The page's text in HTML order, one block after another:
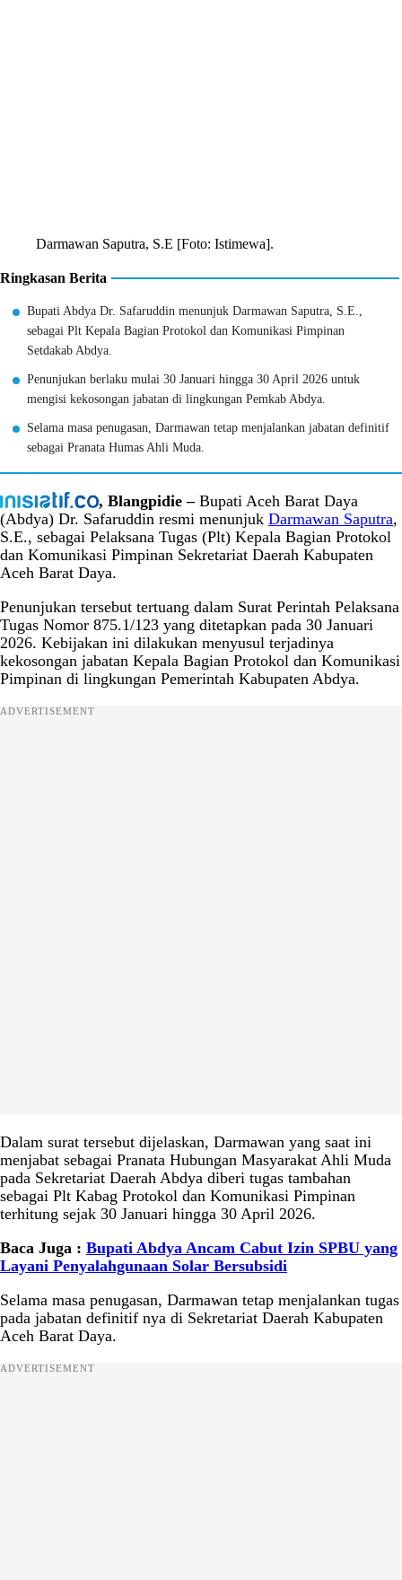
Darmawan Saputra, S.E [Foto: Istimewa].
Ringkasan Berita
Bupati Abdya Dr. Safaruddin menunjuk Darmawan Saputra, S.E.,
sebagai Plt Kepala Bagian Protokol dan Komunikasi Pimpinan
Setdakab Abdya.
Penunjukan berlaku mulai 30 Januari hingga 30 April 2026 untuk
mengisi kekosongan jabatan di lingkungan Pemkab Abdya.
Selama masa penugasan, Darmawan tetap menjalankan jabatan definitif
sebagai Pranata Humas Ahli Muda.
, Blangpidie –Bupati Aceh Barat Daya
(Abdya) Dr. Safaruddin resmi menunjuk Darmawan Saputra,
S.E., sebagai Pelaksana Tugas (Plt) Kepala Bagian Protokol
dan Komunikasi Pimpinan Sekretariat Daerah Kabupaten
Aceh Barat Daya.
Penunjukan tersebut tertuang dalam Surat Perintah Pelaksana
Tugas Nomor 875.1/123 yang ditetapkan pada 30 Januari
2026. Kebijakan ini dilakukan menyusul terjadinya
kekosongan jabatan Kepala Bagian Protokol dan Komunikasi
Pimpinan di lingkungan Pemerintah Kabupaten Abdya.
ADVERTISEMENT
Dalam surat tersebut dijelaskan, Darmawan yang saat ini
menjabat sebagai Pranata Hubungan Masyarakat Ahli Muda
pada Sekretariat Daerah Abdya diberi tugas tambahan
sebagai Plt Kabag Protokol dan Komunikasi Pimpinan
terhitung sejak 30 Januari hingga 30 April 2026.
Baca Juga : Bupati Abdya Ancam Cabut Izin SPBU yang
Layani Penyalahgunaan Solar Bersubsidi
Selama masa penugasan, Darmawan tetap menjalankan tugas
pada jabatan definitif nya di Sekretariat Daerah Kabupaten
Aceh Barat Daya.
ADVERTISEMENT